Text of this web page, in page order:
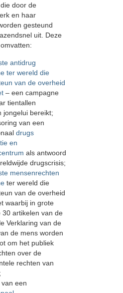
door de
en haar
gesteund
uit. Deze
antidrug
ter wereld die
van de overheid
– een campagne
tientallen
jongelui bereikt;
van een
drugs
en
als antwoord
drugscrisis;
mensenrechten
ter wereld die
van de overheid
waarbij in grote
30 artikelen van de
Verklaring van de
de mens worden
om het publiek
over de
rechten van
een